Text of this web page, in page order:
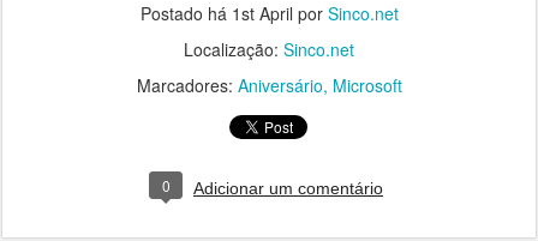
Postado há 1st April por Sinco.net
Localização: Sinco.net
Marcadores: Aniversário Microsoft
0 Adicionar um comentário